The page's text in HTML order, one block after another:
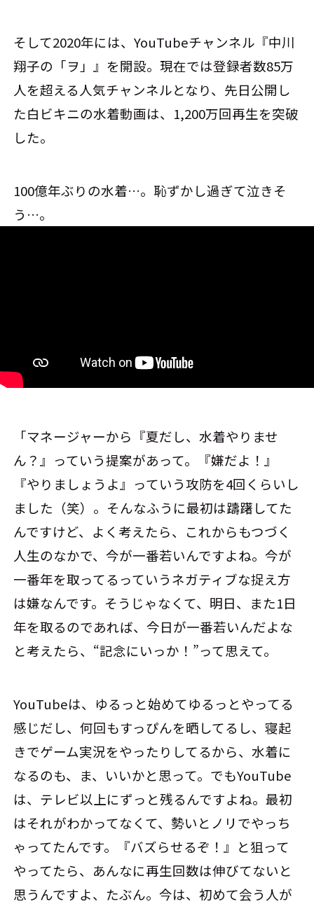
そして2020年には、YouTubeチャンネル『中川
翔子の「ヲ」』を開設。現在では登録者数85万
人を超える人気チャンネルとなり、先日公開し
た白ビキニの水着動画は、1,200万回再生を突破
した。
100億年ぶりの水着…。恥ずかし過ぎて泣きそ
う…。
「マネージャーから『夏だし、水着やりませ
ん？』っていう提案があって。『嫌だよ！』
『やりましょうよ』っていう攻防を4回くらいし
ました（笑）。そんなふうに最初は躊躇してた
んですけど、よく考えたら、これからもつづく
人生のなかで、今が一番若いんですよね。今が
一番年を取ってるっていうネガティブな捉え方
は嫌なんです。そうじゃなくて、明日、また1日
年を取るのであれば、今日が一番若いんだよな
と考えたら、“記念にいっか！”って思えて。
YouTubeは、ゆるっと始めてゆるっとやってる
感じだし、何回もすっぴんを晒してるし、寝起
きでゲーム実況をやったりしてるから、水着に
なるのも、ま、いいかと思って。でもYouTube
は、テレビ以上にずっと残るんですよね。最初
はそれがわかってなくて、勢いとノリでやっち
ゃってたんです。『バズらせるぞ！』と狙って
やってたら、あんなに再生回数は伸びてないと
思うんですよ、たぶん。今は、初めて会う人が